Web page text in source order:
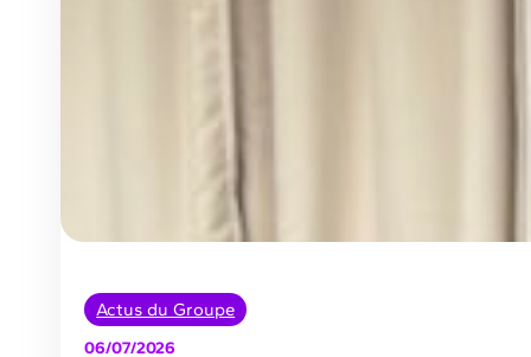
Actus du Groupe
06/07/2026